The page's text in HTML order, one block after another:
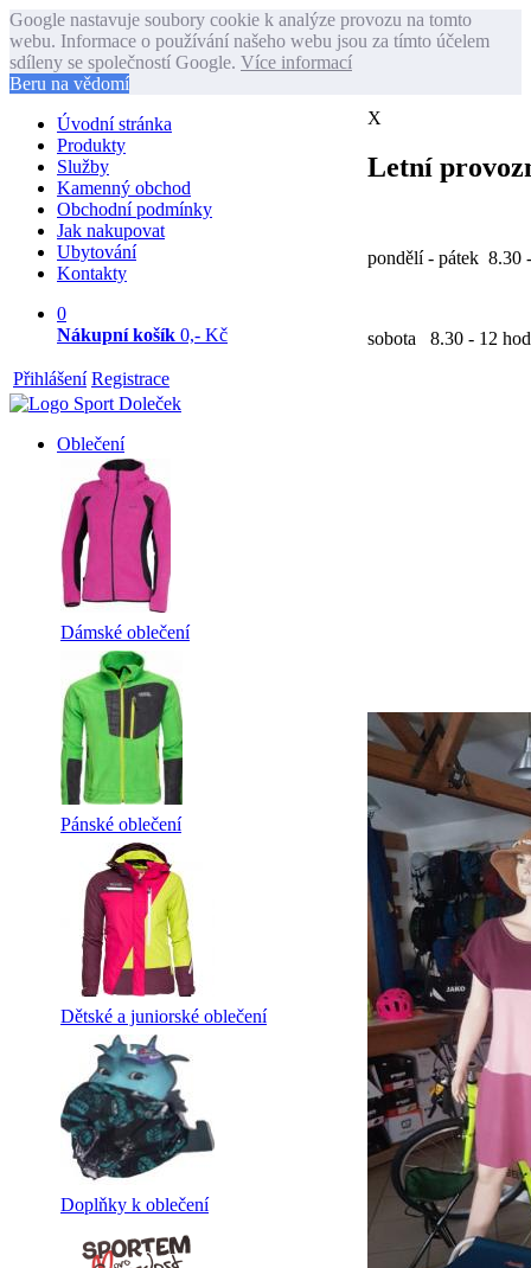
Google nastavuje soubory cookie k analýze provozu na tomto
webu. Informace o používání našeho webu jsou za tímto účelem
sdíleny se společností Google. Více informací
Beru na vědomí
X
Letní
pondělí - pátek 8.30
sobota 8.30 - 12 hod
Úvodní stránka
Produkty
Služby
Kamenný obchod
Obchodní podmínky
Jak nakupovat
Ubytování
Kontakty
0
Nákupní košík 0,- Kč
Přihlášení Registrace
Oblečení
Dámské oblečení
Pánské oblečení
Dětské a juniorské oblečení
Doplňky k oblečení